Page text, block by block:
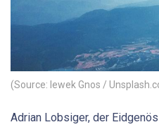
(Source: Iewek Gnos /
Adrian Lobsiger, der